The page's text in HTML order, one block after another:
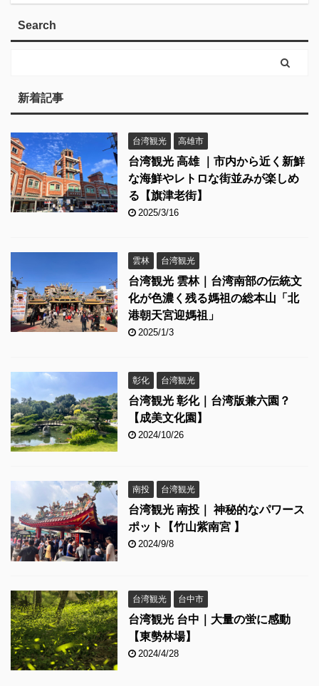
Search
新着記事
台湾観光 高雄市
台湾観光 高雄 ｜市内から近く新鮮
な海鮮やレトロな街並みが楽しめ
る【旗津老街】
2025/3/16
雲林 台湾観光
台湾観光 雲林｜台湾南部の伝統文
化が色濃く残る媽祖の総本山「北
港朝天宮迎媽祖」
2025/1/3
彰化 台湾観光
台湾観光 彰化｜台湾版兼六園？
【成美文化園】
2024/10/26
南投 台湾観光
台湾観光 南投｜ 神秘的なパワース
ポット【竹山紫南宮 】
2024/9/8
台湾観光 台中市
台湾観光 台中｜大量の蛍に感動
【東勢林場】
2024/4/28